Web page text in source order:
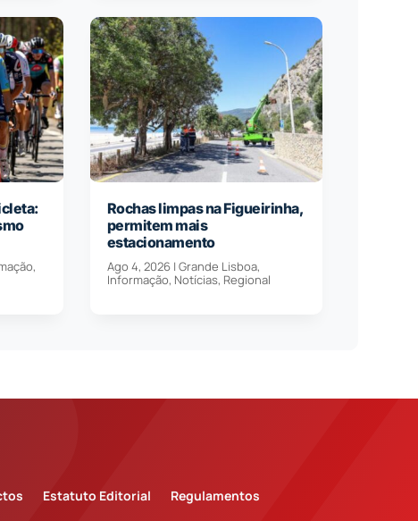
,
Rochas limpas na Figueirinha,
permitem mais
estacionamento
Ago 4, 2026| Grande Lisboa,
Informação, Notícias, Regional
Estatuto Editorial Regulamentos